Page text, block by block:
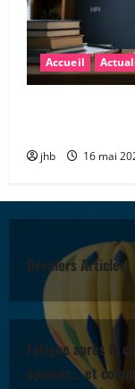
Accueil
jhb 16 mai
Derniers Articles
Fatigue après la
épuisés… et